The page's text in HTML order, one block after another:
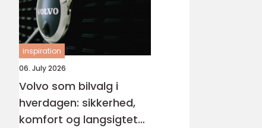
inspiration
06. July 2026
Volvo som bilvalg i
hverdagen: sikkerhed,
komfort og langsigtet